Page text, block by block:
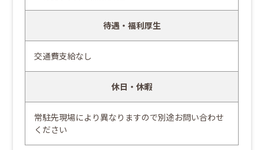
待遇・福利厚生
交通費支給なし
休日・休暇
常駐先現場により異なりますので別途お問い合わせ
ください